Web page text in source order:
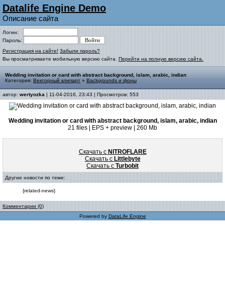
Datalife Engine Demo
Описание сайта
Логин:
Пароль:
Регистрация на сайте! Забыли пароль?
Вы просматриваете мобильную версию сайта. Перейти на полную версию сайта.
Wedding invitation or card with abstract background, islam, arabic, indian
Категория: Векторный клипарт » Backgrounds и фоны
автор: wertyozka | 11-04-2016, 23:43 | Просмотров: 553
Wedding invitation or card with abstract background, islam, arabic, indian
21 files | EPS + preview | 260 Mb
Скачать с NITROFLARE
Скачать с Littlebyte
Скачать с Turbobit
Другие новости по теме:
{related-news}
Комментарии (0)
Powered by DataLife Engine